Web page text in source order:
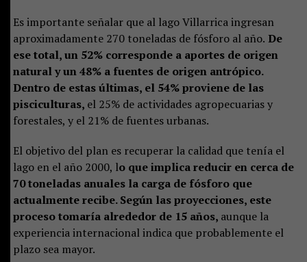
Es importante señalar que al lago Villarrica ingresan
aproximadamente 270 toneladas de fósforo al año. De
ese total, un 52% corresponde a aportes de origen
natural y un 48% a fuentes de origen antrópico.
Dentro de estas últimas, el 54% proviene de las
pisciculturas, el 25% de actividades agropecuarias y
forestales, y el 21% de fuentes urbanas.
El objetivo del plan es recuperar la calidad que tenía el
lago en el año 2000, lo que implica reducir en cerca de
70 toneladas anuales la carga de fósforo que
actualmente recibe. Según las proyecciones, este
proceso tomaría alrededor de 15 años, aunque la
experiencia internacional indica que probablemente el
plazo sea mayor.